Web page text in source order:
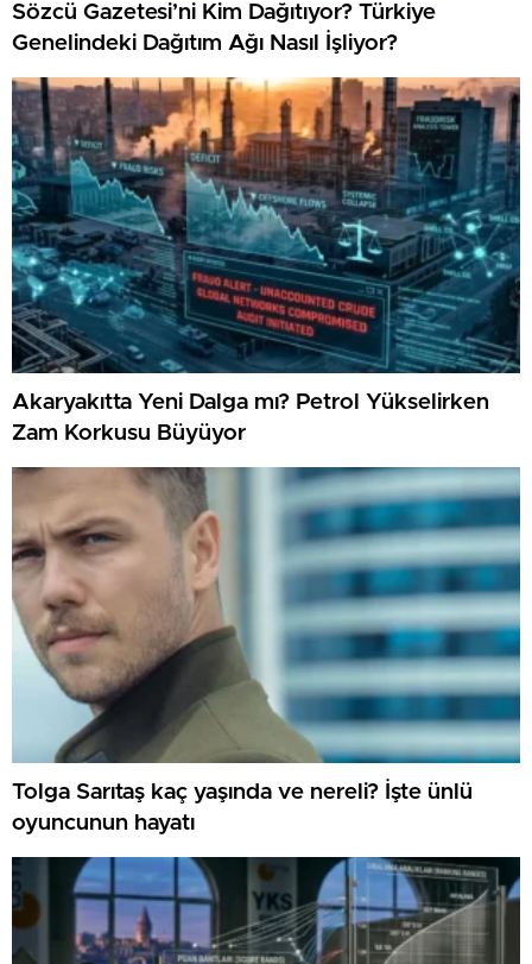
Sözcü Gazetesi’ni Kim Dağıtıyor? Türkiye
Genelindeki Dağıtım Ağı Nasıl İşliyor?
Akaryakıtta Yeni Dalga mı? Petrol Yükselirken
Zam Korkusu Büyüyor
Tolga Sarıtaş kaç yaşında ve nereli? İşte ünlü
oyuncunun hayatı